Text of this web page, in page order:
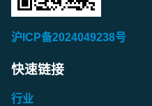
沪ICP备2024049238号
快速链接
行业